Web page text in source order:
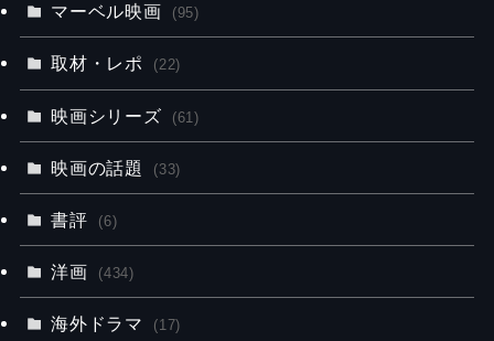
マーベル映画 (95)
取材・レポ (22)
映画シリーズ (61)
映画の話題 (33)
書評 (6)
洋画 (434)
海外ドラマ (17)